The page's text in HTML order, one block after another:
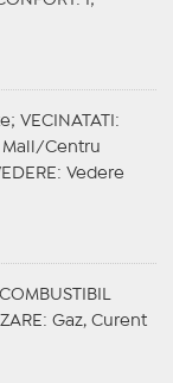
VECINATATI
:
Mall/Centru
: Vedere
COMBUSTIBIL
: Gaz, Curent